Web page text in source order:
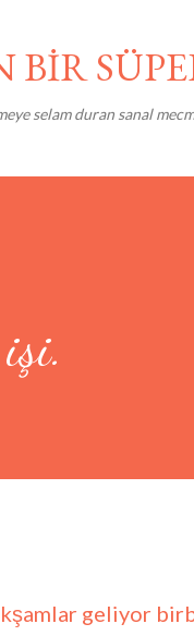
BİR
selam duran sanal
geliyor